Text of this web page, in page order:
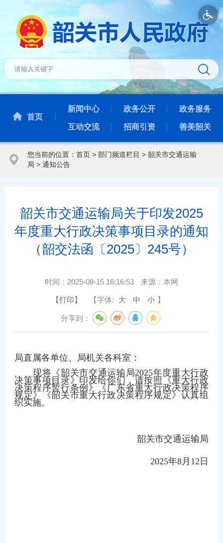
首页
新闻中心 政务公开 政务服务
互动交流 招商引资 善美韶关
您当前的位置： 首页> 部门频道栏目 > 韶关市交通运输
局 > 通知公告
韶关市交通运输局关于印发2025
年度重大行政决策事项目录的通知
（韶交法函〔2025〕245号）
时间： 2025-08-15 16:16:53 来源： 本网
【打印】 【字体: 大 中 小 】
分享到：
局直属各单位、局机关各科室：
现将《韶关市交通运输局2025年度重大行政
决策事项目录》印发给你们，请按照《重大行政
决策程序暂行条例》《广东省重大行政决策程序
规定》《韶关市重大行政决策程序规定》认真组
织实施。
韶关市交通运输局
2025年8 月 12 日